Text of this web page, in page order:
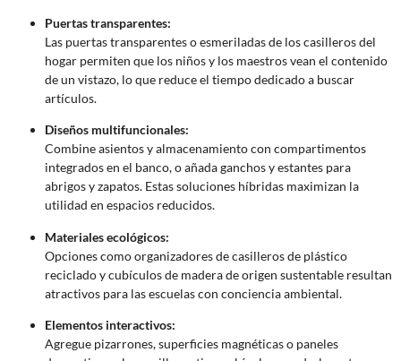
Puertas transparentes:
Las puertas transparentes o esmeriladas de los casilleros del
hogar permiten que los niños y los maestros vean el contenido
de un vistazo, lo que reduce el tiempo dedicado a buscar
artículos.
Diseños multifuncionales:
Combine asientos y almacenamiento con compartimentos
integrados en el banco, o añada ganchos y estantes para
abrigos y zapatos. Estas soluciones híbridas maximizan la
utilidad en espacios reducidos.
Materiales ecológicos:
Opciones como organizadores de casilleros de plástico
reciclado y cubículos de madera de origen sustentable resultan
atractivos para las escuelas con conciencia ambiental.
Elementos interactivos:
Agregue pizarrones, superficies magnéticas o paneles